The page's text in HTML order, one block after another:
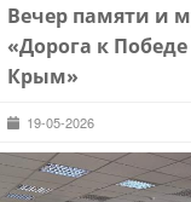
Вечер памяти и
«Дорога к
Крым»
19-05-2026